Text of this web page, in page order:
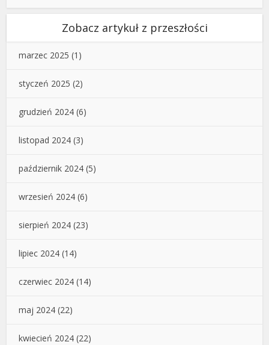
Zobacz artykuł z przeszłości
marzec 2025 (1)
styczeń 2025 (2)
grudzień 2024 (6)
listopad 2024 (3)
październik 2024 (5)
wrzesień 2024 (6)
sierpień 2024 (23)
lipiec 2024 (14)
czerwiec 2024 (14)
maj 2024 (22)
kwiecień 2024 (22)